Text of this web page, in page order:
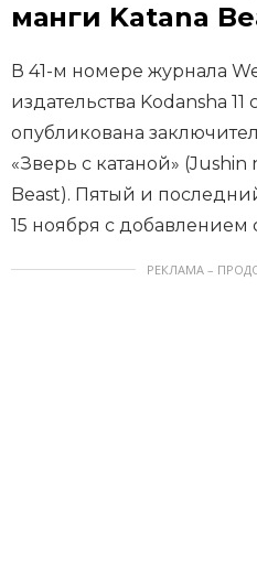
манги Katana
В 41-м номере журнала
издательства Kodansha
опубликована
«Зверь с катаной»
Beast). Пятый и
15 ноября с добавлением
РЕКЛАМА –